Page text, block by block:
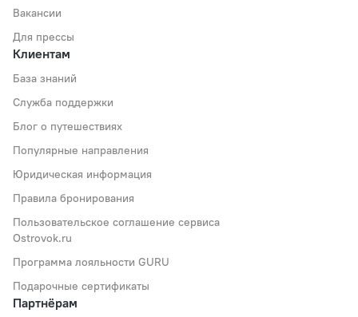
Вакансии
Для прессы
Клиентам
База знаний
Служба поддержки
Блог о путешествиях
Популярные направления
Юридическая информация
Правила бронирования
Пользовательское соглашение сервиса
Ostrovok.ru
Программа лояльности GURU
Подарочные сертификаты
Партнёрам